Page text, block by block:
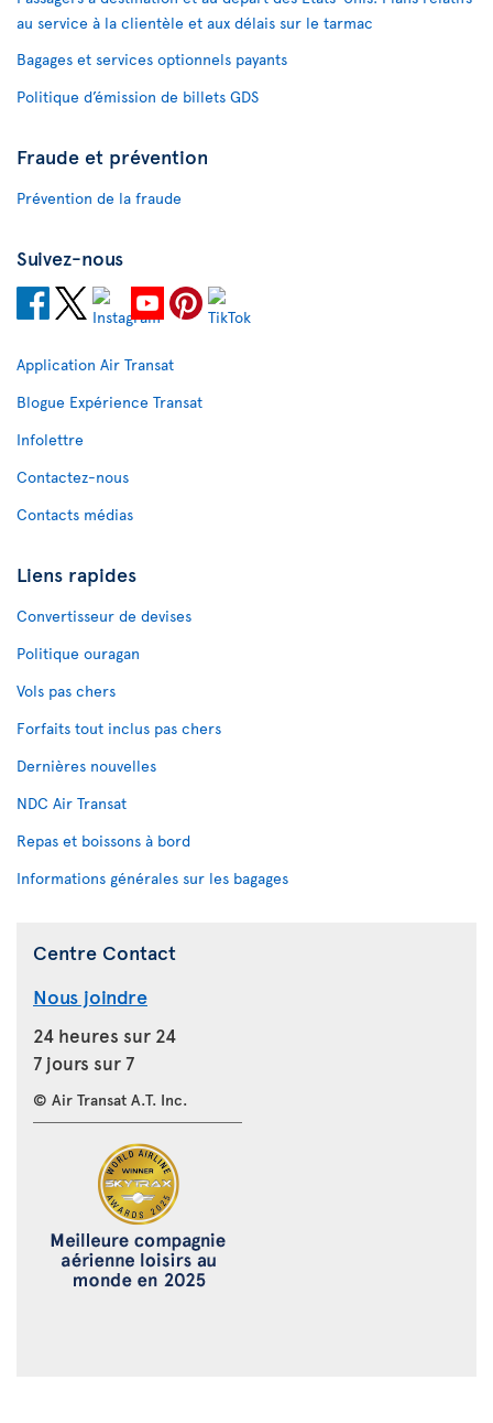
au service à la clientèle et aux délais sur le tarmac
Bagages et services optionnels payants
Politique d’émission de billets GDS
Fraude et prévention
Prévention de la fraude
Suivez-nous
Application Air Transat
Blogue Expérience Transat
Infolettre
Contactez-nous
Contacts médias
Liens rapides
Convertisseur de devises
Politique ouragan
Vols pas chers
Forfaits tout inclus pas chers
Dernières nouvelles
NDC Air Transat
Repas et boissons à bord
Informations générales sur les bagages
Centre Contact
Nous joindre
24 heures sur 24
7 jours sur 7
© Air Transat A.T. Inc.